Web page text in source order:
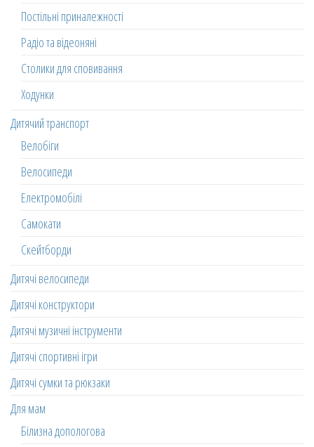
Постільні приналежності
Радіо та відеоняні
Столики для сповивання
Ходунки
Дитячий транспорт
Велобіги
Велосипеди
Електромобілі
Самокати
Скейтборди
Дитячі велосипеди
Дитячі конструктори
Дитячі музичні інструменти
Дитячі спортивні ігри
Дитячі сумки та рюкзаки
Для мам
Білизна допологова